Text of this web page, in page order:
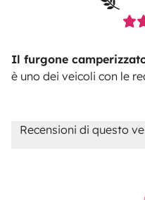
Il furgone
è uno dei veicoli con le
Recensioni di questo